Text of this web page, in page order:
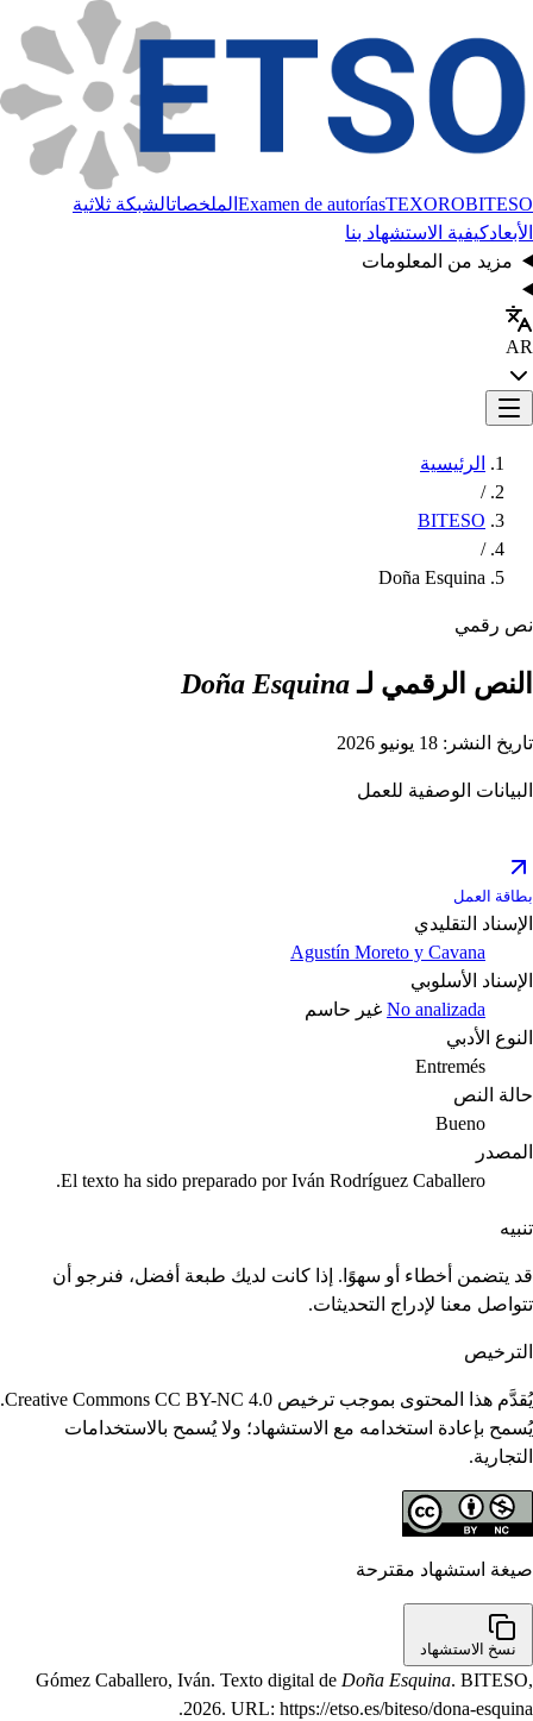
Examen de autoríasTEXOROBITESO الملخصاتالشبكة ثلاثية
الأبعادكيفية الاستشهاد بنا
مزيد من المعلومات
AR
الرئيسية
/
BITESO
/
Doña Esquina
نص رقمي
النص الرقمي لـDoña Esquina
تاريخ النشر: 18 يونيو 2026
البيانات الوصفية للعمل
بطاقة العمل
الإسناد التقليدي
Agustín Moreto y Cavana
الإسناد الأسلوبي
No analizada غير حاسم
النوع الأدبي
Entremés
حالة النص
Bueno
المصدر
El texto ha sido preparado por Iván Rodríguez Caballero.
تنبيه
قد يتضمن أخطاء أو سهوًا. إذا كانت لديك طبعة أفضل، فنرجو أن
تتواصل معنا لإدراج التحديثات.
الترخيص
يُقدَّم هذا المحتوى بموجب ترخيص Creative Commons CC BY-NC 4.0.
يُسمح بإعادة استخدامه مع الاستشهاد؛ ولا يُسمح بالاستخدامات
التجارية.
صيغة استشهاد مقترحة
نسخ الاستشهاد
Gómez Caballero, Iván. Texto digital de Doña Esquina. BITESO,
2026. URL: https://etso.es/biteso/dona-esquina.